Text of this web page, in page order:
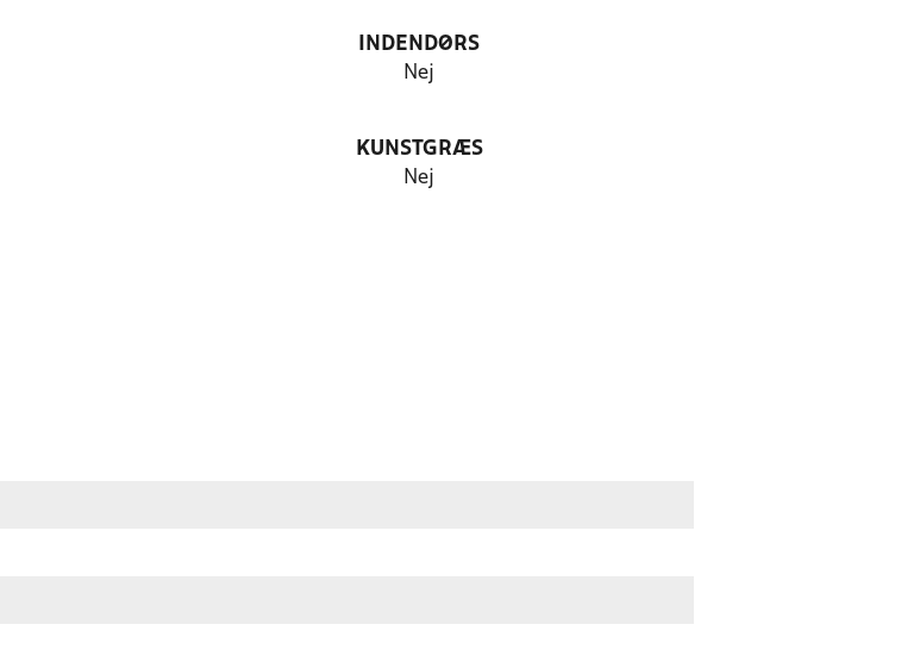
INDENDØRS
Nej
KUNSTGRÆS
Nej